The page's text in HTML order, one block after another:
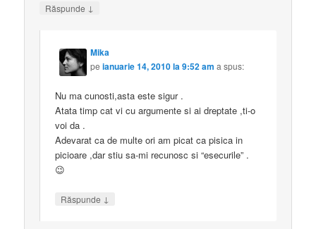
Răspunde ↓
Mika
peianuarie 14, 2010 la 9:52 am a spus:
Nu ma cunosti,asta este sigur .
Atata timp cat vi cu argumente si ai dreptate ,ti-o
voi da .
Adevarat ca de multe ori am picat ca pisica in
picioare ,dar stiu sa-mi recunosc si “esecurile” .
😉
Răspunde ↓